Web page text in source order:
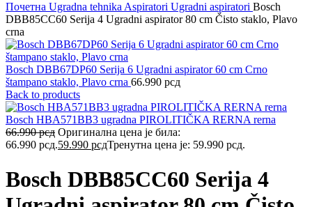
Почетна Ugradna tehnikaAspiratori Ugradni aspiratori Bosch
DBB85CC60 Serija 4 Ugradni aspirator 80 cm Čisto staklo, Plavo
crna
Bosch DBB67DP60 Serija 6 Ugradni aspirator 60 cm Crno
štampano staklo, Plavo crna 66.990 рсд
Back to products
Bosch HBA571BB3 ugradna PIROLITIČKA RERNA rerna
66.990рсд Оригинална цена је била:
66.990 рсд.59.990 рсдТренутна цена је: 59.990 рсд.
Bosch DBB85CC60 Serija 4